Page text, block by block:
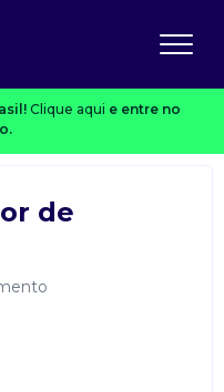
Clique aqui e entre no
de